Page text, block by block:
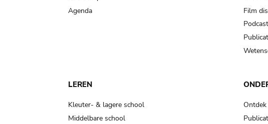
Agenda
Film
LEREN
Kleuter- & lagere school
Middelbare school